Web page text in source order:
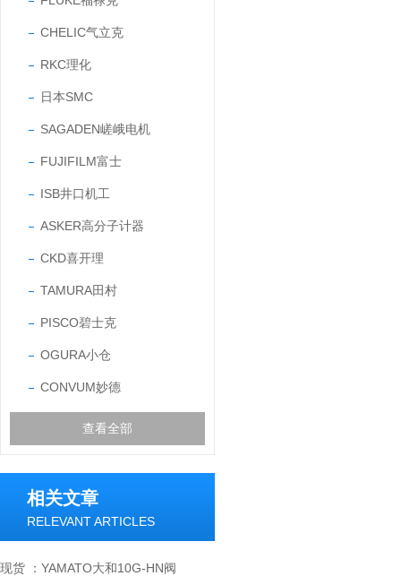
CHELIC气立克
RKC理化
日本SMC
SAGADEN嵯峨电机
FUJIFILM富士
ISB井口机工
ASKER高分子计器
CKD喜开理
TAMURA田村
PISCO碧士克
OGURA小仓
CONVUM妙德
查看全部
相关文章
RELEVANT ARTICLES
现货 ：YAMATO大和10G-HN阀